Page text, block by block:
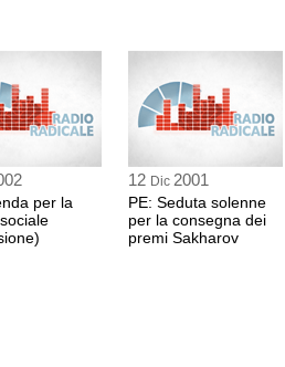
Irlanda)
(EDD, Paesi Bassi)
sec
per la
12 Dic 2001
PE: Seduta solenne
per la consegna dei
premi Sakharov